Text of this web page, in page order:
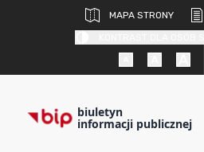
MAPA STRONY
biuletyn
informacji publicznej